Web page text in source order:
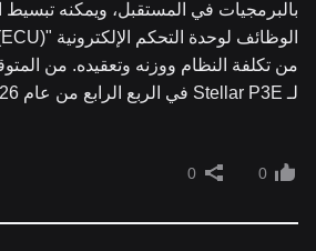
بالبرمجيات في المستقبل، ويمكنه تبسيط
من تكلفة النظام ووزنه وتعقيده. من
لـ Stellar P3E في الربع الرابع من عام 2026.
0
0